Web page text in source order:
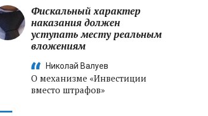
Фискальный характер
наказания должен
уступать месту реальным
вложениям
Николай Валуев
О механизме «Инвестиции
вместо штрафов»